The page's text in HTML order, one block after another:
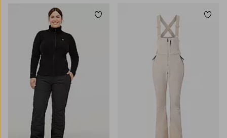
Tilføj til favoritter